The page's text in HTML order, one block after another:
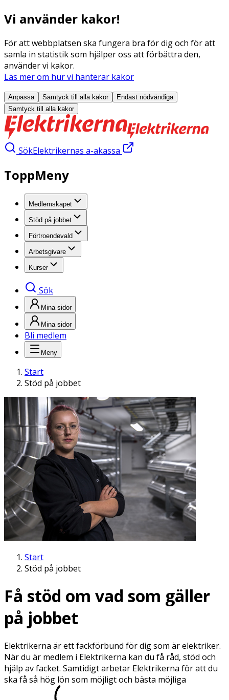
Vi använder kakor!
För att webbplatsen ska fungera bra för dig och för att
samla in statistik som hjälper oss att förbättra den,
använder vi kakor.
Läs mer om hur vi hanterar kakor
Anpassa Samtyck till alla kakor
Endast nödvändiga
Samtyck till alla kakor
SökElektrikernas a-akassa
ToppMeny
Medlemskapet
Stöd på jobbet
Förtroendevald
Arbetsgivare
Kurser
Sök
Mina sidor
Mina sidor
Bli medlem
Meny
Start
Stöd på jobbet
Start
Stöd på jobbet
Få stöd om vad som gäller
på jobbet
Elektrikerna är ett fackförbund för dig som är elektriker.
När du är medlem i Elektrikerna kan du få råd, stöd och
hjälp av facket. Samtidigt arbetar Elektrikerna för att du
ska få så hög lön som möjligt och bästa möjliga